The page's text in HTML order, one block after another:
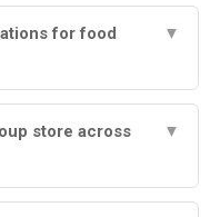
for food
▼
store across
▼